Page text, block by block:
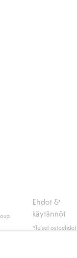
Ehdot &
käytännöt
Yleiset ostoehdot